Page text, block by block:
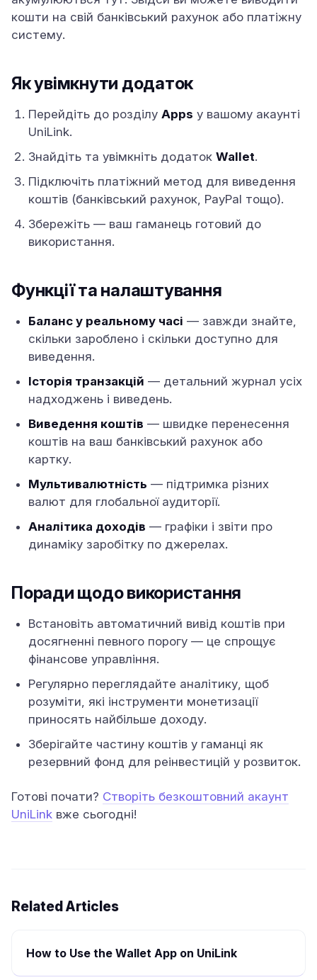
кошти на свій банківський рахунок або платіжну
систему.
Як увімкнути додаток
Перейдіть до розділу Apps у вашому акаунті
UniLink.
Знайдіть та увімкніть додаток Wallet.
Підключіть платіжний метод для виведення
коштів (банківський рахунок, PayPal тощо).
Збережіть — ваш гаманець готовий до
використання.
Функції та налаштування
Баланс у реальному часі — завжди знайте,
скільки зароблено і скільки доступно для
виведення.
Історія транзакцій — детальний журнал усіх
надходжень і виведень.
Виведення коштів — швидке перенесення
коштів на ваш банківський рахунок або
картку.
Мультивалютність — підтримка різних
валют для глобальної аудиторії.
Аналітика доходів — графіки і звіти про
динаміку заробітку по джерелах.
Поради щодо використання
Встановіть автоматичний вивід коштів при
досягненні певного порогу — це спрощує
фінансове управління.
Регулярно переглядайте аналітику, щоб
розуміти, які інструменти монетизації
приносять найбільше доходу.
Зберігайте частину коштів у гаманці як
резервний фонд для реінвестицій у розвиток.
Готові почати? Створіть безкоштовний акаунт
UniLink вже сьогодні!
Related Articles
How to Use the Wallet App on UniLink